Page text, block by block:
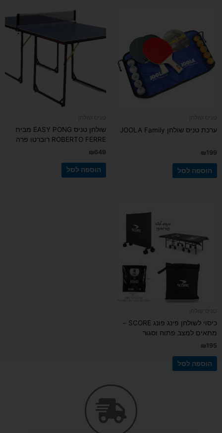
ערכת טניס שולחן JOOLA Family
₪199
הוספה לסל
שולחן טניס EASY PONG מבית
ROBERTO FERRE רוברטו פרה
₪649
הוספה לסל
כיסוי לשולחן פינג פונג SCORE –
מתאים למצב פתוח וסגור
₪195
הוספה לסל